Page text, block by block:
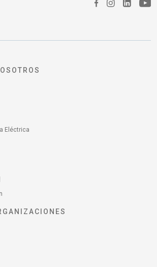
Eléctrica